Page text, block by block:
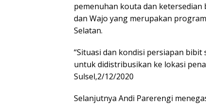
pemenuhan kouta dan
dan Wajo yang merupakan
Selatan.
“Situasi dan kondisi persiapan
untuk didistribusikan ke lokasi
Sulsel,2/12/2020
Selanjutnya Andi Parerengi